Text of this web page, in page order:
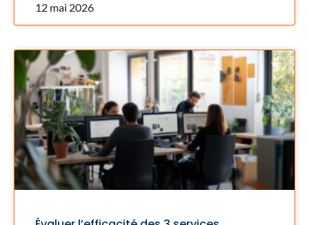
12 mai 2026